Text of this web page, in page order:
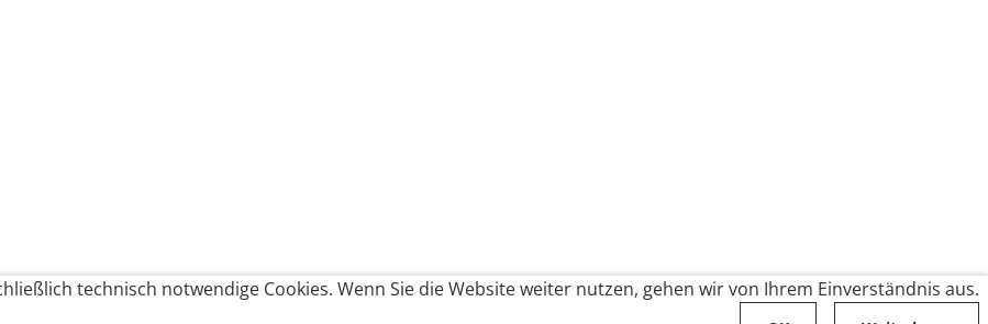
technisch notwendige Cookies. Wenn Sie die Website weiter nutzen, gehen wir von Ihrem Einverständnis aus.